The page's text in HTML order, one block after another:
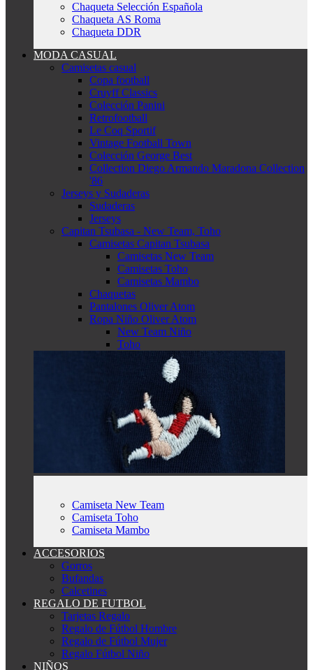
Chaqueta Selección Española
Chaqueta AS Roma
Chaqueta DDR
MODA CASUAL
Camisetas casual
Copa football
Cruyff Classics
Colección Panini
Retrofootball
Le Coq Sportif
Vintage Football Town
Colección George Best
Collection Diego Armando Maradona Collection
'86
Jerseys y Sudaderas
Sudaderas
Jerseys
Capitan Tsubasa - New Team, Toho
Camisetas Capitan Tsubasa
Camisetas New Team
Camisetas Toho
Camisetas Mambo
Chaquetas
Pantalones Oliver Atom
Ropa Niño Oliver Atom
New Team Niño
Toho
Camiseta New Team
Camiseta Toho
Camiseta Mambo
ACCESORIOS
Gorros
Bufandas
Calcetines
REGALO DE FUTBOL
Tarjetas Regalo
Regalo de Fútbol Hombre
Regalo de Fútbol Mujer
Regalo Fútbol Niño
NIÑOS